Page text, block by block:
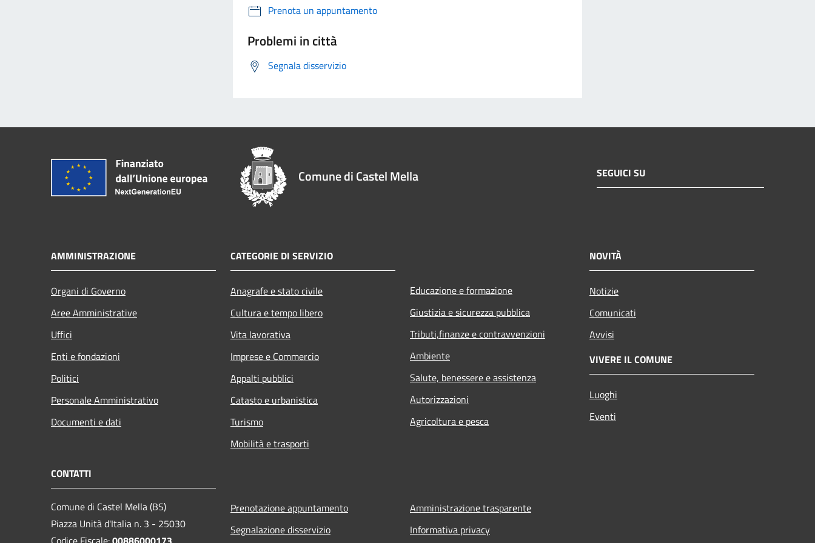
Prenota un appuntamento
Problemi in città
Segnala disservizio
Comune di Castel Mella SEGUICI SU
AMMINISTRAZIONE
Organi di Governo
Aree Amministrative
Uffici
Enti e fondazioni
Politici
Personale Amministrativo
Documenti e dati
CATEGORIE DI SERVIZIO
Anagrafe e stato civile
Cultura e tempo libero
Vita lavorativa
Imprese e Commercio
Appalti pubblici
Catasto e urbanistica
Turismo
Mobilità e trasporti
Educazione e formazione
Giustizia e sicurezza pubblica
Tributi,finanze e contravvenzioni
Ambiente
Salute, benessere e assistenza
Autorizzazioni
Agricoltura e pesca
NOVITÀ
Notizie
Comunicati
Avvisi
VIVERE IL COMUNE
Luoghi
Eventi
CONTATTI
Comune di Castel Mella (BS)
Piazza Unità d'Italia n. 3 - 25030
Prenotazione appuntamento
Segnalazione disservizio
Amministrazione trasparente
Informativa privacy